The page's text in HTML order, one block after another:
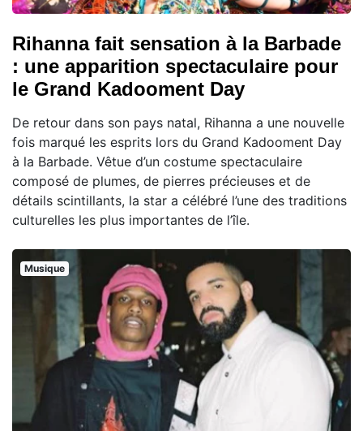
Rihanna fait sensation à la Barbade
: une apparition spectaculaire pour
le Grand Kadooment Day
De retour dans son pays natal, Rihanna a une nouvelle
fois marqué les esprits lors du Grand Kadooment Day
à la Barbade. Vêtue d’un costume spectaculaire
composé de plumes, de pierres précieuses et de
détails scintillants, la star a célébré l’une des traditions
culturelles les plus importantes de l’île.
Musique